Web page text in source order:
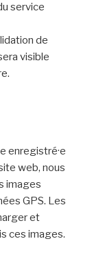
service
de
visible
enregistré·e
web, nous
images
GPS. Les
et
ces images.